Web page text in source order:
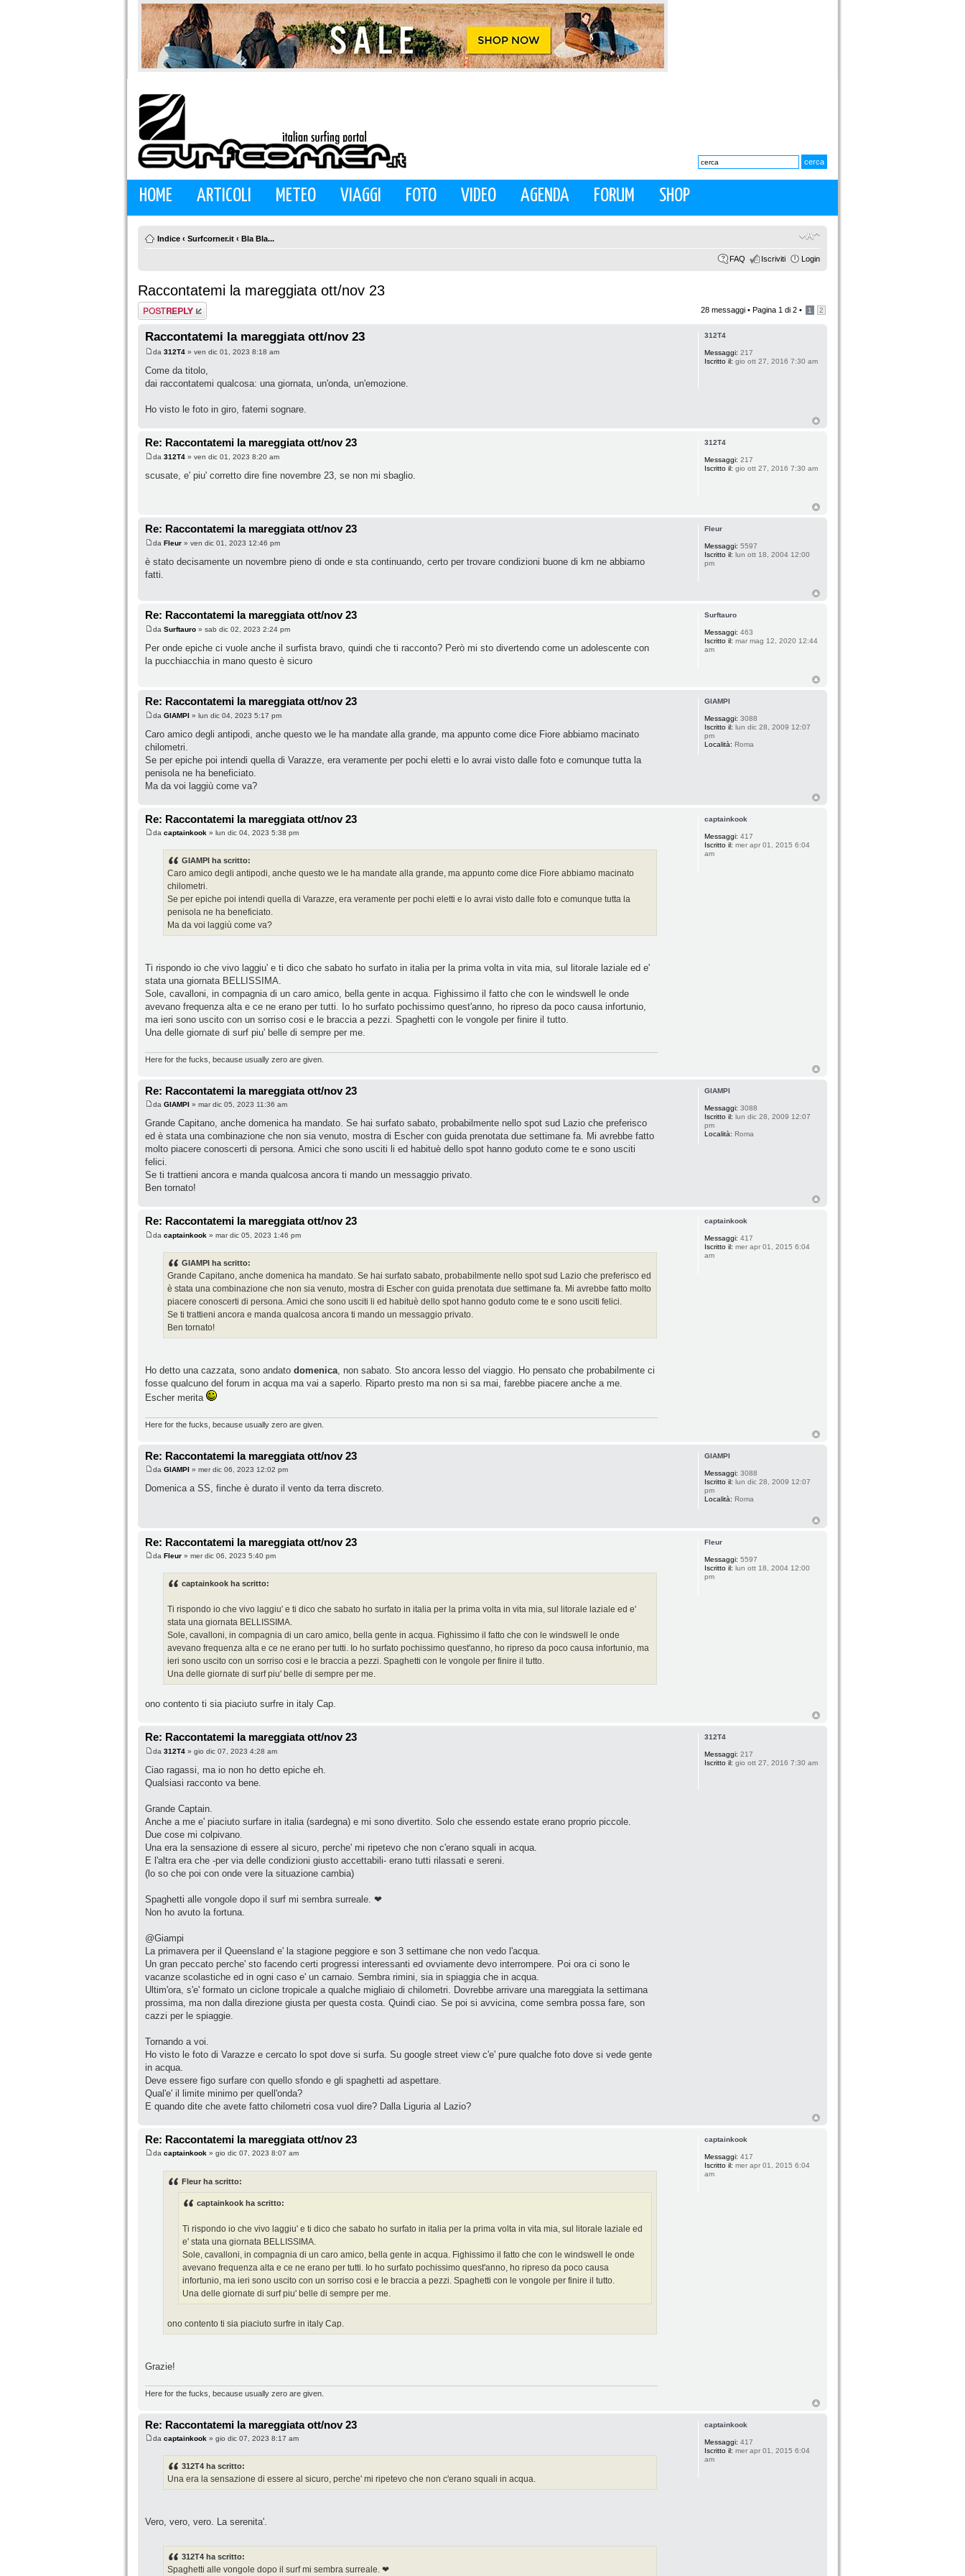
HOME ARTICOLI METEO VIAGGI FOTO VIDEO AGENDA FORUM SHOP
Indice ‹ Surfcorner.it ‹ Bla Bla...
FAQ Iscriviti Login
Raccontatemi la mareggiata ott/nov 23
Rispondi al
messaggio
28 messaggi • Pagina 1 di 2 • 1 2
Raccontatemi la mareggiata ott/nov 23
da 312T4 » ven dic 01, 2023 8:18 am
Come da titolo,
dai raccontatemi qualcosa: una giornata, un'onda, un'emozione.
Ho visto le foto in giro, fatemi sognare.
312T4
Messaggi: 217
Iscritto il: gio ott 27, 2016 7:30 am
Re: Raccontatemi la mareggiata ott/nov 23
da 312T4 » ven dic 01, 2023 8:20 am
scusate, e' piu' corretto dire fine novembre 23, se non mi sbaglio.
312T4
Messaggi: 217
Iscritto il: gio ott 27, 2016 7:30 am
Re: Raccontatemi la mareggiata ott/nov 23
da Fleur » ven dic 01, 2023 12:46 pm
è stato decisamente un novembre pieno di onde e sta continuando, certo per trovare condizioni buone di km ne abbiamo
fatti.
Fleur
Messaggi: 5597
Iscritto il: lun ott 18, 2004 12:00
pm
Re: Raccontatemi la mareggiata ott/nov 23
da Surftauro » sab dic 02, 2023 2:24 pm
Per onde epiche ci vuole anche il surfista bravo, quindi che ti racconto? Però mi sto divertendo come un adolescente con
la pucchiacchia in mano questo è sicuro
Surftauro
Messaggi: 463
Iscritto il: mar mag 12, 2020 12:44
am
Re: Raccontatemi la mareggiata ott/nov 23
da GIAMPI » lun dic 04, 2023 5:17 pm
Caro amico degli antipodi, anche questo we le ha mandate alla grande, ma appunto come dice Fiore abbiamo macinato
chilometri.
Se per epiche poi intendi quella di Varazze, era veramente per pochi eletti e lo avrai visto dalle foto e comunque tutta la
penisola ne ha beneficiato.
Ma da voi laggiù come va?
GIAMPI
Messaggi: 3088
Iscritto il: lun dic 28, 2009 12:07
pm
Località: Roma
Re: Raccontatemi la mareggiata ott/nov 23
da captainkook » lun dic 04, 2023 5:38 pm
GIAMPI ha scritto:
Caro amico degli antipodi, anche questo we le ha mandate alla grande, ma appunto come dice Fiore abbiamo macinato
chilometri.
Se per epiche poi intendi quella di Varazze, era veramente per pochi eletti e lo avrai visto dalle foto e comunque tutta la
penisola ne ha beneficiato.
Ma da voi laggiù come va?
Ti rispondo io che vivo laggiu' e ti dico che sabato ho surfato in italia per la prima volta in vita mia, sul litorale laziale ed e'
stata una giornata BELLISSIMA.
Sole, cavalloni, in compagnia di un caro amico, bella gente in acqua. Fighissimo il fatto che con le windswell le onde
avevano frequenza alta e ce ne erano per tutti. Io ho surfato pochissimo quest'anno, ho ripreso da poco causa infortunio,
ma ieri sono uscito con un sorriso cosi e le braccia a pezzi. Spaghetti con le vongole per finire il tutto.
Una delle giornate di surf piu' belle di sempre per me.
Here for the fucks, because usually zero are given.
captainkook
Messaggi: 417
Iscritto il: mer apr 01, 2015 6:04
am
Re: Raccontatemi la mareggiata ott/nov 23
da GIAMPI » mar dic 05, 2023 11:36 am
Grande Capitano, anche domenica ha mandato. Se hai surfato sabato, probabilmente nello spot sud Lazio che preferisco
ed è stata una combinazione che non sia venuto, mostra di Escher con guida prenotata due settimane fa. Mi avrebbe fatto
molto piacere conoscerti di persona. Amici che sono usciti li ed habituè dello spot hanno goduto come te e sono usciti
felici.
Se ti trattieni ancora e manda qualcosa ancora ti mando un messaggio privato.
Ben tornato!
GIAMPI
Messaggi: 3088
Iscritto il: lun dic 28, 2009 12:07
pm
Località: Roma
Re: Raccontatemi la mareggiata ott/nov 23
da captainkook » mar dic 05, 2023 1:46 pm
GIAMPI ha scritto:
Grande Capitano, anche domenica ha mandato. Se hai surfato sabato, probabilmente nello spot sud Lazio che preferisco ed
è stata una combinazione che non sia venuto, mostra di Escher con guida prenotata due settimane fa. Mi avrebbe fatto molto
piacere conoscerti di persona. Amici che sono usciti li ed habituè dello spot hanno goduto come te e sono usciti felici.
Se ti trattieni ancora e manda qualcosa ancora ti mando un messaggio privato.
Ben tornato!
Ho detto una cazzata, sono andato domenica, non sabato. Sto ancora lesso del viaggio. Ho pensato che probabilmente ci
fosse qualcuno del forum in acqua ma vai a saperlo. Riparto presto ma non si sa mai, farebbe piacere anche a me.
Escher merita
Here for the fucks, because usually zero are given.
captainkook
Messaggi: 417
Iscritto il: mer apr 01, 2015 6:04
am
Re: Raccontatemi la mareggiata ott/nov 23
da GIAMPI » mer dic 06, 2023 12:02 pm
Domenica a SS, finche è durato il vento da terra discreto.
GIAMPI
Messaggi: 3088
Iscritto il: lun dic 28, 2009 12:07
pm
Località: Roma
Re: Raccontatemi la mareggiata ott/nov 23
da Fleur » mer dic 06, 2023 5:40 pm
captainkook ha scritto:
Ti rispondo io che vivo laggiu' e ti dico che sabato ho surfato in italia per la prima volta in vita mia, sul litorale laziale ed e'
stata una giornata BELLISSIMA.
Sole, cavalloni, in compagnia di un caro amico, bella gente in acqua. Fighissimo il fatto che con le windswell le onde
avevano frequenza alta e ce ne erano per tutti. Io ho surfato pochissimo quest'anno, ho ripreso da poco causa infortunio, ma
ieri sono uscito con un sorriso cosi e le braccia a pezzi. Spaghetti con le vongole per finire il tutto.
Una delle giornate di surf piu' belle di sempre per me.
ono contento ti sia piaciuto surfre in italy Cap.
Fleur
Messaggi: 5597
Iscritto il: lun ott 18, 2004 12:00
pm
Re: Raccontatemi la mareggiata ott/nov 23
da 312T4 » gio dic 07, 2023 4:28 am
Ciao ragassi, ma io non ho detto epiche eh.
Qualsiasi racconto va bene.
Grande Captain.
Anche a me e' piaciuto surfare in italia (sardegna) e mi sono divertito. Solo che essendo estate erano proprio piccole.
Due cose mi colpivano.
Una era la sensazione di essere al sicuro, perche' mi ripetevo che non c'erano squali in acqua.
E l'altra era che -per via delle condizioni giusto accettabili- erano tutti rilassati e sereni.
(lo so che poi con onde vere la situazione cambia)
Spaghetti alle vongole dopo il surf mi sembra surreale. ❤
Non ho avuto la fortuna.
@Giampi
La primavera per il Queensland e' la stagione peggiore e son 3 settimane che non vedo l'acqua.
Un gran peccato perche' sto facendo certi progressi interessanti ed ovviamente devo interrompere. Poi ora ci sono le
vacanze scolastiche ed in ogni caso e' un carnaio. Sembra rimini, sia in spiaggia che in acqua.
Ultim'ora, s'e' formato un ciclone tropicale a qualche migliaio di chilometri. Dovrebbe arrivare una mareggiata la settimana
prossima, ma non dalla direzione giusta per questa costa. Quindi ciao. Se poi si avvicina, come sembra possa fare, son
cazzi per le spiaggie.
Tornando a voi.
Ho visto le foto di Varazze e cercato lo spot dove si surfa. Su google street view c'e' pure qualche foto dove si vede gente
in acqua.
Deve essere figo surfare con quello sfondo e gli spaghetti ad aspettare.
Qual'e' il limite minimo per quell'onda?
E quando dite che avete fatto chilometri cosa vuol dire? Dalla Liguria al Lazio?
312T4
Messaggi: 217
Iscritto il: gio ott 27, 2016 7:30 am
Re: Raccontatemi la mareggiata ott/nov 23
da captainkook » gio dic 07, 2023 8:07 am
Fleur ha scritto:
captainkook ha scritto:
Ti rispondo io che vivo laggiu' e ti dico che sabato ho surfato in italia per la prima volta in vita mia, sul litorale laziale ed
e' stata una giornata BELLISSIMA.
Sole, cavalloni, in compagnia di un caro amico, bella gente in acqua. Fighissimo il fatto che con le windswell le onde
avevano frequenza alta e ce ne erano per tutti. Io ho surfato pochissimo quest'anno, ho ripreso da poco causa
infortunio, ma ieri sono uscito con un sorriso cosi e le braccia a pezzi. Spaghetti con le vongole per finire il tutto.
Una delle giornate di surf piu' belle di sempre per me.
ono contento ti sia piaciuto surfre in italy Cap.
Grazie!
Here for the fucks, because usually zero are given.
captainkook
Messaggi: 417
Iscritto il: mer apr 01, 2015 6:04
am
Re: Raccontatemi la mareggiata ott/nov 23
da captainkook » gio dic 07, 2023 8:17 am
312T4 ha scritto:
Una era la sensazione di essere al sicuro, perche' mi ripetevo che non c'erano squali in acqua.
Vero, vero, vero. La serenita'.
312T4 ha scritto:
Spaghetti alle vongole dopo il surf mi sembra surreale. ❤
captainkook
Messaggi: 417
Iscritto il: mer apr 01, 2015 6:04
am